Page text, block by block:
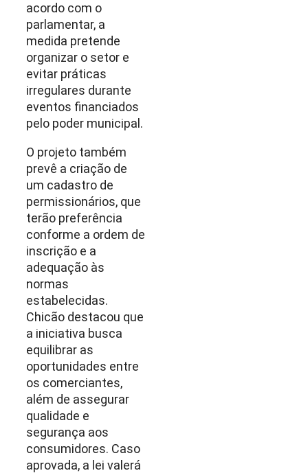
acordo com o
parlamentar, a
medida pretende
organizar o setor e
evitar práticas
irregulares durante
eventos financiados
pelo poder municipal.
O projeto também
prevê a criação de
um cadastro de
permissionários, que
terão preferência
conforme a ordem de
inscrição e a
adequação às
normas
estabelecidas.
Chicão destacou que
a iniciativa busca
equilibrar as
oportunidades entre
os comerciantes,
além de assegurar
qualidade e
segurança aos
consumidores. Caso
aprovada, a lei valerá